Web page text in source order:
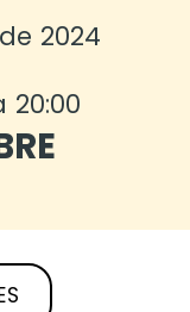
2024
20:00